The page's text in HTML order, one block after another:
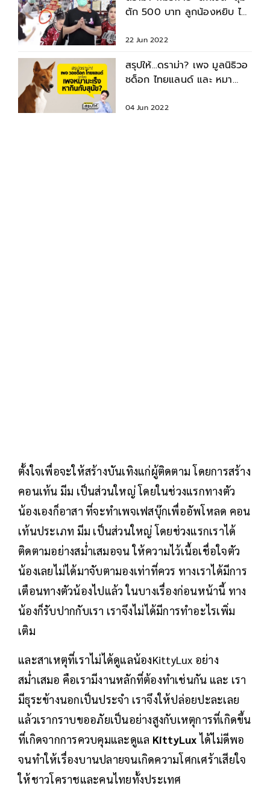
ตัก 500 บาท ลูกน้องหยิบ ไอ
22 Jun 2022
สรุปให้...ดราม่า? เพจ มูลนิธิวอ
ชด็อก ไทยแลนด์ และ หมา
04 Jun 2022
ตั้งใจเพื่อจะให้สร้างบันเทิงแก่ผู้ติดตาม โดยการสร้าง
คอนเท้น มีม เป็นส่วนใหญ่ โดยในช่วงแรกทางตัว
น้องเองก็อาสา ที่จะทำเพจเฟสบุ๊กเพื่ออัพโหลด คอน
เท้นประเภท มีม เป็นส่วนใหญ่ โดยช่วงแรกเราได้
ติดตามอย่างสม่ำเสมอจน ให้ความไว้เนื้อเชื่อใจตัว
น้องเลยไม่ได้มาจับตามองเท่าที่ควร ทางเราได้มีการ
เตือนทางตัวน้องไปแล้ว ในบางเรื่องก่อนหน้านี้ ทาง
น้องก็รับปากกับเรา เราจึงไม่ได้มีการทำอะไรเพิ่ม
เติม
และสาเหตุที่เราไม่ได้ดูแลน้องKittyLux อย่าง
สม่ำเสมอ คือเรามีงานหลักที่ต้องทำเช่นกัน และ เรา
มีธุระข้างนอกเป็นประจำ เราจึงให้ปล่อยปะละเลย
แล้วเรากราบขออภัยเป็นอย่างสูงกับเหตุการที่เกิดขึ้น
ที่เกิดจากการควบคุมและดูแล KittyLux ได้ไม่ดีพอ
จนทำให้เรื่องบานปลายจนเกิดความโศกเศร้าเสียใจ
ให้ชาวโคราชและคนไทยทั้งประเทศ